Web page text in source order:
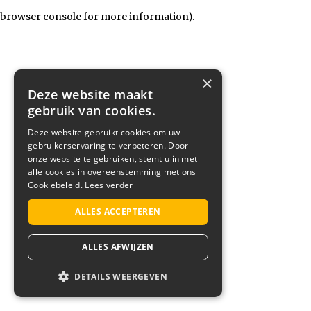
browser console for more information).
×
Deze website maakt
gebruik van cookies.
Deze website gebruikt cookies om uw
gebruikerservaring te verbeteren. Door
onze website te gebruiken, stemt u in met
alle cookies in overeenstemming met ons
Cookiebeleid. Lees verder
ALLES ACCEPTEREN
ALLES AFWIJZEN
DETAILS WEERGEVEN
STRIKT NOODZAKELIJK